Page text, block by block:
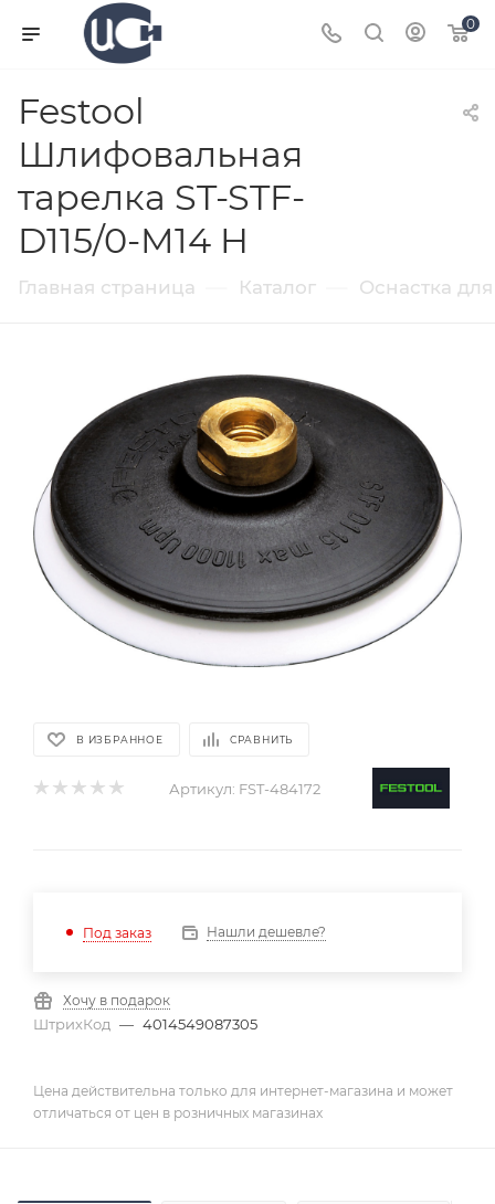
0
Festool
Шлифовальная
тарелка ST-STF-
D115/0-M14 H
Главная страница Каталог Оснастка
В ИЗБРАННОЕ СРАВНИТЬ
Артикул: FST-484172
Под заказ Нашли дешевле?
Хочу в подарок
ШтрихКод — 4014549087305
Цена действительна только для интернет-магазина и может
отличаться от цен в розничных магазинах